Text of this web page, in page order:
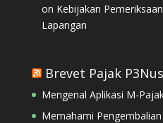
on Kebijakan
Lapangan
Brevet Pajak
Mengenal Aplikasi M-
Memahami Pengembalian